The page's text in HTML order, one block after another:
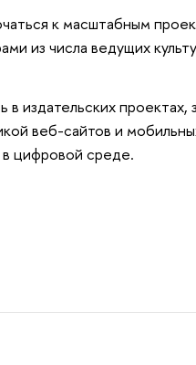
к масштабным
из числа ведущих
издательских проектах,
веб-сайтов и
цифровой среде.